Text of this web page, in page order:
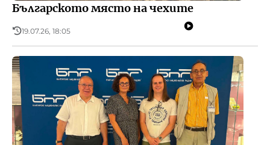
Българското място на чехите
19.07.26, 18:05